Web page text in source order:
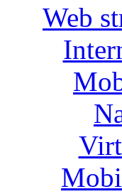
Web